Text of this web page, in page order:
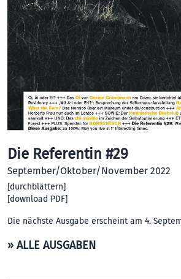
Die Referentin #29
September/Oktober/November 2022
[durchblättern]
[download PDF]
Die nächste Ausgabe erscheint am 4.
» ALLE AUSGABEN